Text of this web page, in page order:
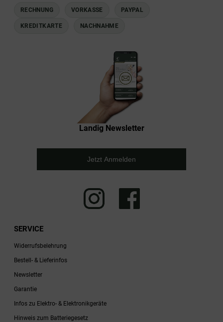
RECHNUNG VORKASSE PAYPAL
KREDITKARTE NACHNAHME
Landig Newsletter
Jetzt Anmelden
SERVICE
Widerrufsbelehrung
Bestell- & Lieferinfos
Newsletter
Garantie
Infos zu Elektro- & Elektronikgeräte
Hinweis zum Batteriegesetz